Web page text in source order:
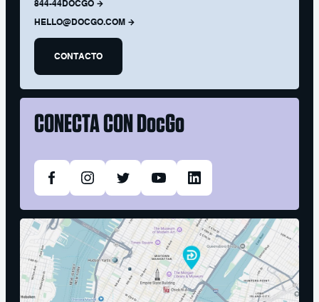
844-44DOCGO
HELLO@DOCGO.COM
CONTACTO
CONECTA CONDocGo